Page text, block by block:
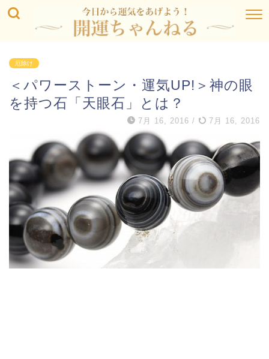
厄除け
＜パワーストーン・運気UP!＞神の眼
を持つ石「天眼石」とは？
7月 16, 2016 / 7月 16, 2016